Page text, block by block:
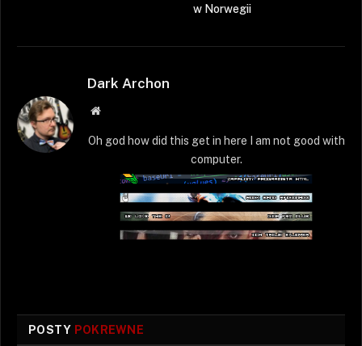
w Norwegii
Dark Archon
Strona
Oh god how did this get in here I am not good with
computer.
POSTY POKREWNE